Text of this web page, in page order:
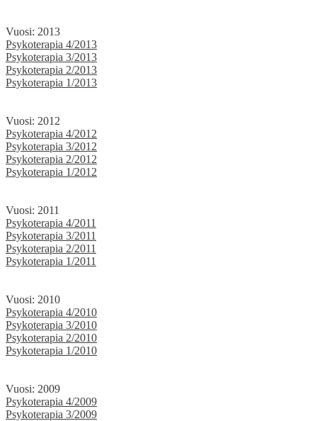
Vuosi: 2013
Psykoterapia 4/2013
Psykoterapia 3/2013
Psykoterapia 2/2013
Psykoterapia 1/2013
Vuosi: 2012
Psykoterapia 4/2012
Psykoterapia 3/2012
Psykoterapia 2/2012
Psykoterapia 1/2012
Vuosi: 2011
Psykoterapia 4/2011
Psykoterapia 3/2011
Psykoterapia 2/2011
Psykoterapia 1/2011
Vuosi: 2010
Psykoterapia 4/2010
Psykoterapia 3/2010
Psykoterapia 2/2010
Psykoterapia 1/2010
Vuosi: 2009
Psykoterapia 4/2009
Psykoterapia 3/2009